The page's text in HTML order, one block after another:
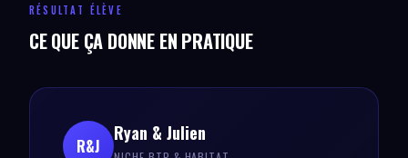
RÉSULTAT ÉLÈVE
CE QUE ÇA DONNE EN PRATIQUE
R&J
Ryan & Julien